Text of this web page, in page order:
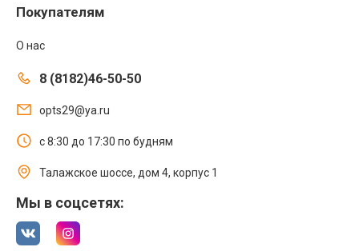
Покупателям
О нас
8 (8182)46-50-50
opts29@ya.ru
с 8:30 до 17:30 по будням
Талажское шоссе, дом 4, корпус 1
Мы в соцсетях: